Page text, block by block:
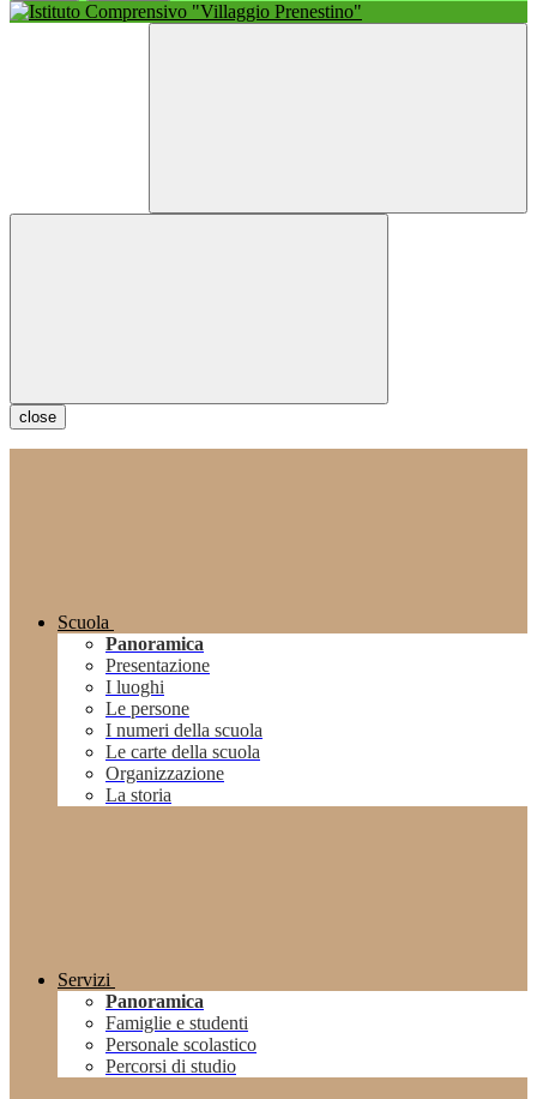
close
Scuola
Panoramica
Presentazione
I luoghi
Le persone
I numeri della scuola
Le carte della scuola
Organizzazione
La storia
Servizi
Panoramica
Famiglie e studenti
Personale scolastico
Percorsi di studio